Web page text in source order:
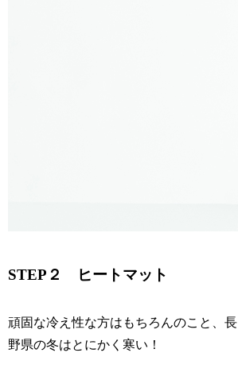
STEP２ ヒートマット
頑固な冷え性な方はもちろんのこと、長
野県の冬はとにかく寒い！